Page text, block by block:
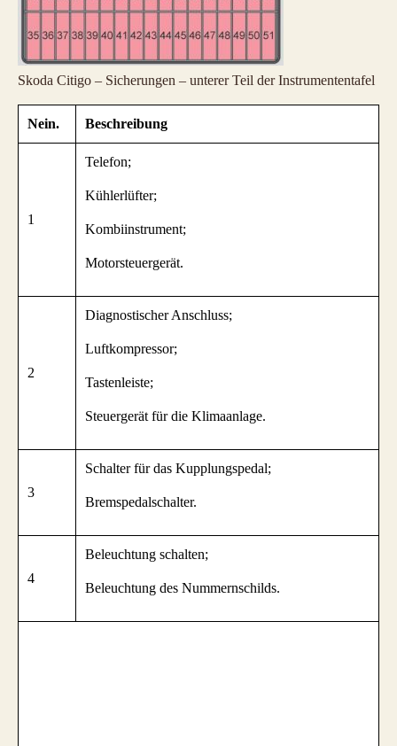
Skoda Citigo – Sicherungen – unterer Teil der Instrumententafel
Nein. Beschreibung
1
Telefon;
Kühlerlüfter;
Kombiinstrument;
Motorsteuergerät.
2
Diagnostischer Anschluss;
Luftkompressor;
Tastenleiste;
Steuergerät für die Klimaanlage.
3
Schalter für das Kupplungspedal;
Bremspedalschalter.
4
Beleuchtung schalten;
Beleuchtung des Nummernschilds.